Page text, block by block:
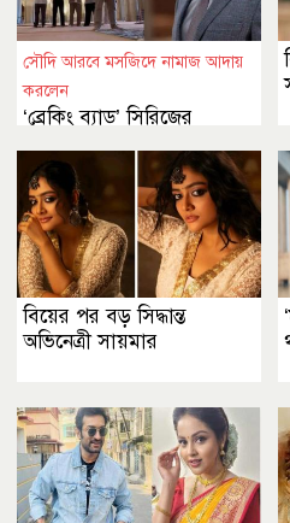
সৌদি আরবে মসজিদে নামাজ আদায়
করলেন
‘ব্রেকিং ব্যাড’ সিরিজের
বিয়ের পর বড় সিদ্ধান্ত
অভিনেত্রী সায়মার